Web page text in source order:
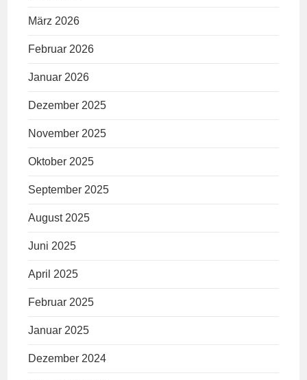
März 2026
Februar 2026
Januar 2026
Dezember 2025
November 2025
Oktober 2025
September 2025
August 2025
Juni 2025
April 2025
Februar 2025
Januar 2025
Dezember 2024